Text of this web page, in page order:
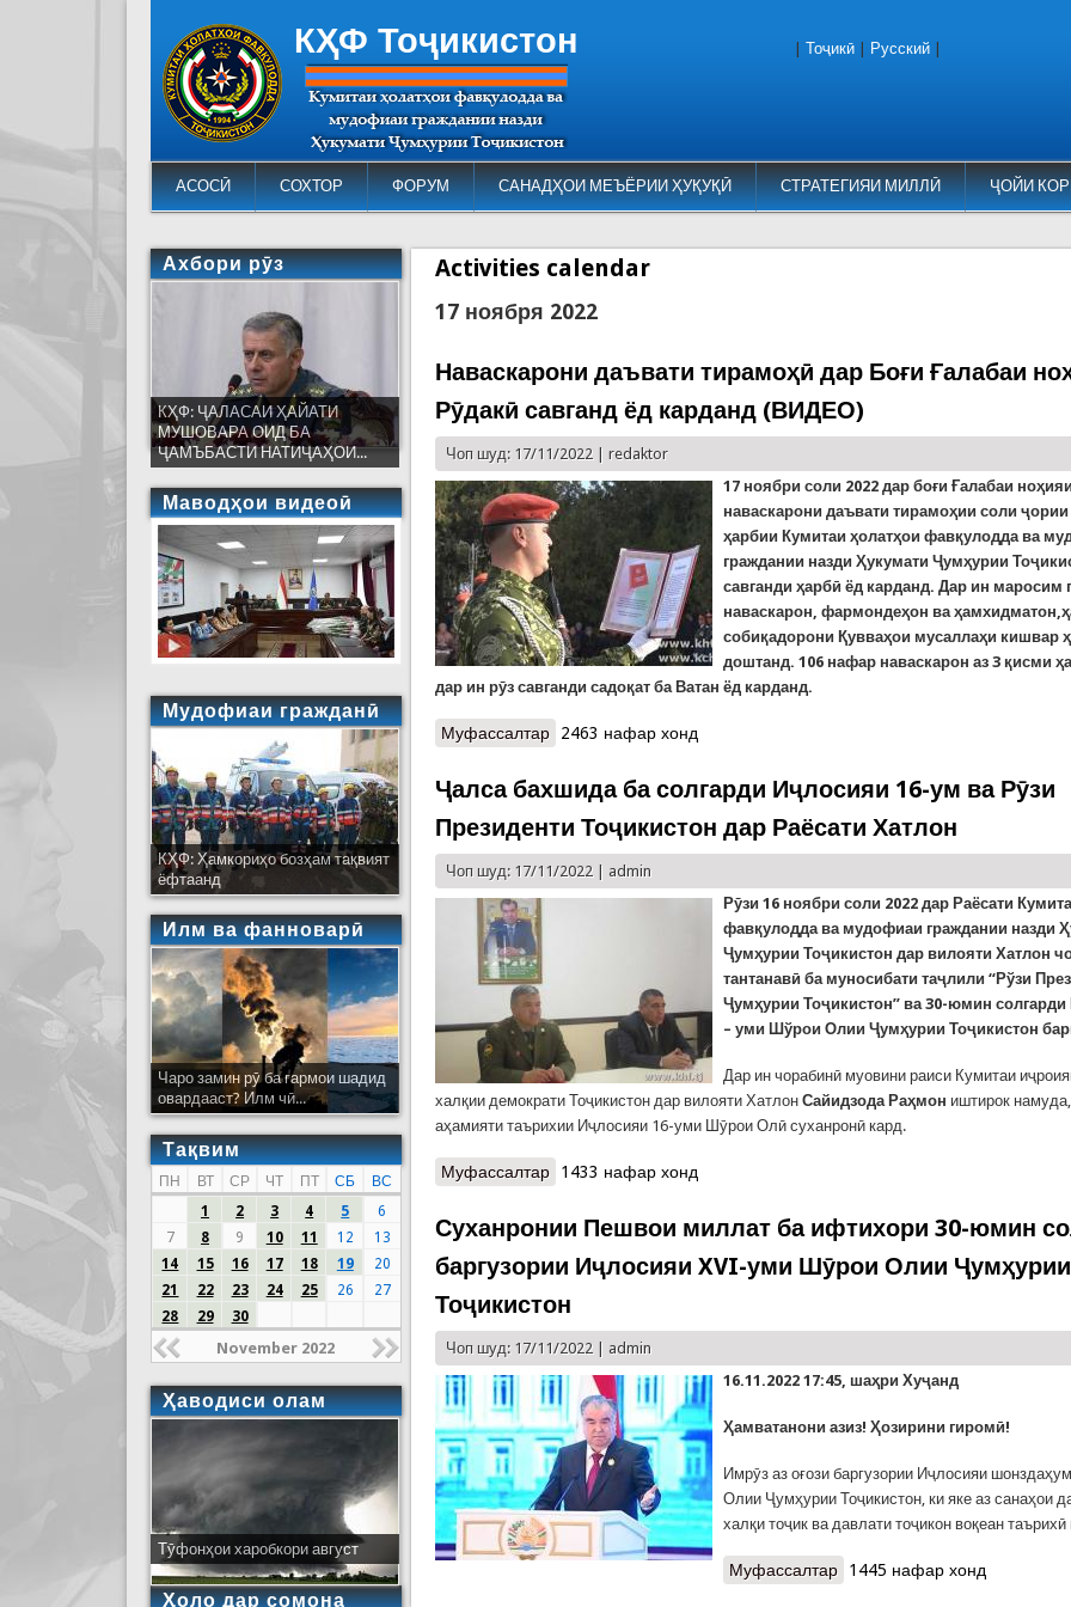
КҲФ Тоҷикистон
АСОСӢ СОХТОР ФОРУМ САНАДҲОИ МЕЪЁРИИ ҲУҚУҚӢ СТРАТЕГИЯИ МИЛЛӢ ҶОЙИ
Тоҷикӣ Русский
Activities calendar
17 ноября 2022
Наваскарони даъвати тирамоҳӣ дар Боғи Ғалабаи
Рӯдакӣ савганд ёд карданд (ВИДЕО)
Чоп шуд: 17/11/2022 |redaktor
17 ноябри соли 2022дар боғи Ғалабаи
наваскарони даъвати тирамоҳии соли
ҳарбии Кумитаи ҳолатҳои фавқулодда ва
граждании назди Ҳукумати Ҷумҳурии
савганди ҳарбӣ ёд карданд. Дар ин маросим
наваскарон, фармондеҳон ва
собиқадорони Қувваҳои мусаллаҳи кишвар
доштанд. 106 нафар наваскарон аз 3 қисми
дар ин рӯз савганди садоқат ба Ватан ёд карданд.
Муфассалтар о Наваскарони даъвати тирамоҳӣ дар Боғи Ғалабаи ноҳияи
2463 нафар хонд
Ҷалса бахшида ба солгарди Иҷлосияи 16-ум ва Рӯзи
Президенти Тоҷикистон дар Раёсати Хатлон
Чоп шуд: 17/11/2022 | admin
Рӯзи16 ноябри соли 2022 дар Раёсати
фавқулодда ва мудофиаи граждании назди
Ҷумҳурии Тоҷикистон дар вилояти Хатлон
тантанавӣ ба муносибати таҷлили “Рўзи
Ҷумҳурии Тоҷикистон” ва 30-юмин
– уми Шўрои Олии Ҷумҳурии Тоҷикистон
Дар ин чорабинӣ муовини раиси Кумитаи
халқии демократи Тоҷикистон дар вилояти ХатлонСайидзода Раҳмон иштирок
аҳамияти таърихии Иҷлосияи 16-уми Шӯрои Олӣ суханронӣ кард.
Муфассалтар о Ҷалса бахшида ба солгарди Иҷлосияи 16-ум ва Рӯзи
1433 нафар хонд
Суханронии Пешвои миллат ба ифтихори 30-юмин
баргузории Иҷлосияи XVI-уми Шӯрои Олии Ҷумҳурии
Тоҷикистон
Чоп шуд: 17/11/2022 | admin
16.11.2022 17:45, шаҳри Хуҷанд
Ҳамватанони азиз! Ҳозирини гиромӣ!
Имрӯз аз оғози баргузории Иҷлосияи
Олии Ҷумҳурии Тоҷикистон, ки яке аз санаҳои
халқи тоҷик ва давлати тоҷикон воқеан
Муфассалтар о Суханронии Пешвои
Иҷлосияи XVI-уми Шӯрои
1445 нафар хонд
Ахбори рӯз
КҲФ: ҶАЛАСАИ ҲАЙАТИ
МУШОВАРА ОИД БА
ҶАМЪБАСТИ НАТИҶАҲОИ...
Маводҳои видеоӣ
Мудофиаи гражданӣ
КҲФ: Ҳамкориҳо бозҳам тақвият
ёфтаанд
Илм ва фанноварӣ
Чаро замин рӯ ба гармои шадид
овардааст? Илм чӣ...
Тақвим
ПН ВТ СР ЧТ ПТ СБ
ВС
1
2 3 4 5
6
7
8 9 10 11 12
13
14
15 16 17 18 19
20
21
22 23 24 25 26
27
28
29 30
November 2022
Ҳаводиси олам
Тӯфонҳои харобкори август
Ҳоло дар сомона